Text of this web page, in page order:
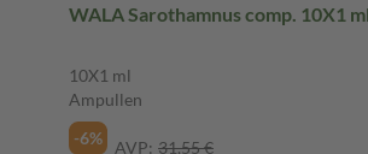
WALA Sarothamnus comp. 10X1
10X1 ml
Ampullen
-6%
AVP: 31,55 €